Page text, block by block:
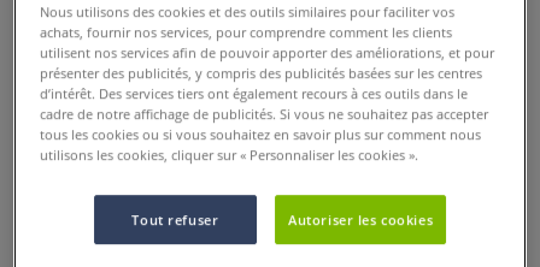
Nous utilisons des cookies et des outils similaires pour faciliter vos
achats, fournir nos services, pour comprendre comment les clients
utilisent nos services afin de pouvoir apporter des améliorations, et pour
présenter des publicités, y compris des publicités basées sur les centres
d’intérêt. Des services tiers ont également recours à ces outils dans le
cadre de notre affichage de publicités. Si vous ne souhaitez pas accepter
tous les cookies ou si vous souhaitez en savoir plus sur comment nous
utilisons les cookies, cliquer sur « Personnaliser les cookies ».
Tout refuser Autoriser les cookies